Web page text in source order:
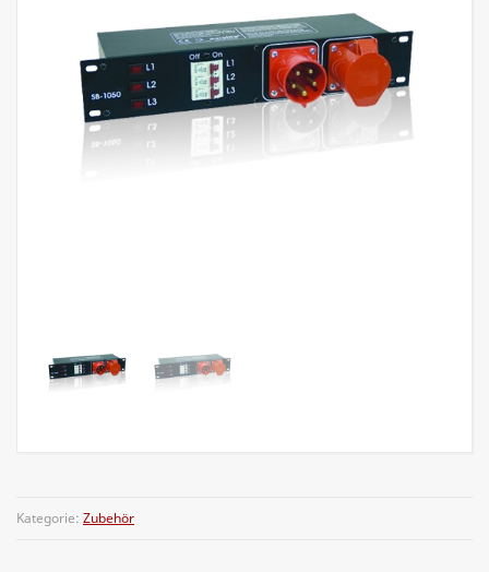
Kategorie: Zubehör